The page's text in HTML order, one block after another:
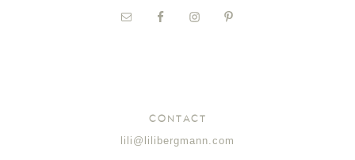
CONTACT
lili@lilibergmann.com